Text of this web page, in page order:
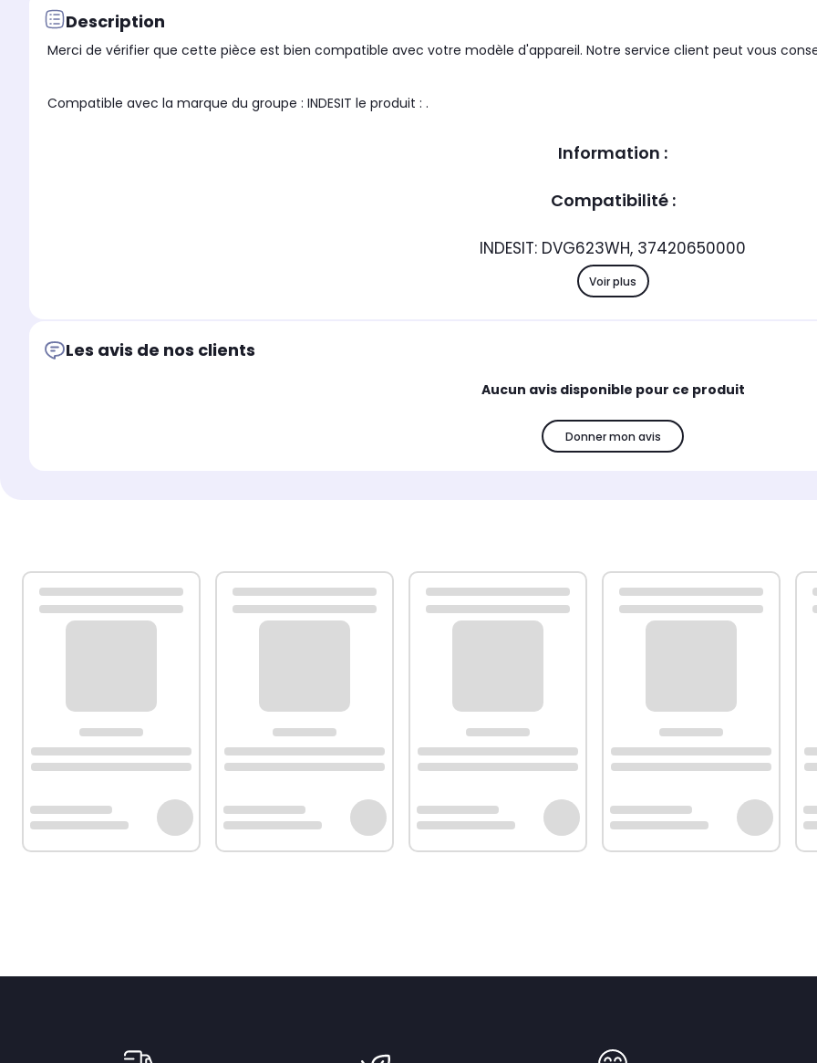
Description
Merci de vérifier que cette pièce est bien compatible avec votre modèle d'appareil. Notre service client peut vous
Compatible avec la marque du groupe : INDESIT le produit : .
Information :
Compatibilité :
INDESIT: DVG623WH, 37420650000
Voir plus
Les avis de nos clients
Aucun avis disponible pour ce produit
Donner mon avis